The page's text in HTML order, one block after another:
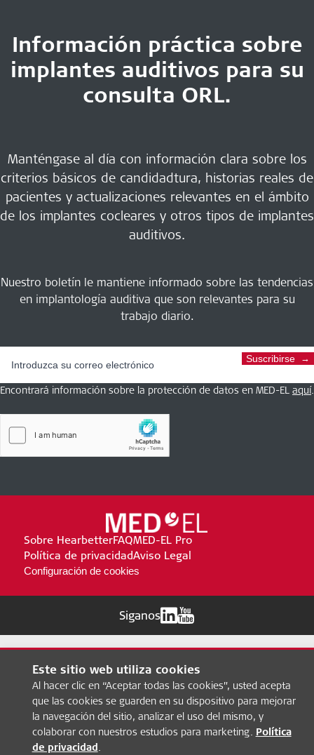
Información práctica sobre
implantes auditivos para su
consulta ORL.
Manténgase al día con información clara sobre los
criterios básicos de candidadtura, historias reales de
pacientes y actualizaciones relevantes en el ámbito
de los implantes cocleares y otros tipos de implantes
auditivos.
Nuestro boletín le mantiene informado sobre las tendencias
en implantología auditiva que son relevantes para su
trabajo diario.
Suscribirse
Encontrará información sobre la protección de datos en MED-EL aquí.
Sobre HearbetterFAQMED-EL Pro
Política de privacidadAviso Legal
Configuración de cookies
Siganos
Este sitio web utiliza cookies
Al hacer clic en “Aceptar todas las cookies”, usted acepta
que las cookies se guarden en su dispositivo para mejorar
la navegación del sitio, analizar el uso del mismo, y
colaborar con nuestros estudios para marketing. Política
de privacidad.